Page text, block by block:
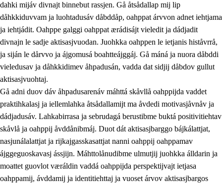
dahki mijáv divnajt binnebut rassjen. Gå åtsådallap mij lip
dåhkkiduvvam ja luohtadusáv dåbddåp, oahppat árvvon adnet iehtjama
ja iehtjádit. Oahppe galggi oahppat ærádisájt vieledit ja dádjadit
divnajn le sadje aktisasjvuodan. Juohkka oahppen le ietjanis histåvrrå,
ja siján le dårvvo ja ájgomusá boahtteájggáj. Gå máná ja nuora dåbddi
vieledusav ja dåhkkidimev åhpadusán, vadda dat sidjij dåbdov gullut
aktisasjvuohtaj.
Gå adni duov dáv åhpadusarenáv máhttá skåvllå oahppijda vaddet
praktihkalasj ja iellemlahka åtsådallamijt ma åvdedi motivasjåvnåv ja
dádjadusáv. Lahkabirrasa ja sebrudagá berustibme buktá positivitiehtav
skåvlå ja oahppij åvddånibmáj. Duot dát aktisasjbarggo bájkálattjat,
nasjunálalattjat ja rijkajgasskasattjat nanni oahppij oahppamav
ájggeguoskavasj ássjijn. Máhttolånudibme ulmutjij juohkka álldarin ja
moattet guovlot væráldin vaddá oahppijda perspektijvajt ietjasa
oahppamij, ávddamij ja identitiehttaj ja vuoset árvov aktisasjbargos